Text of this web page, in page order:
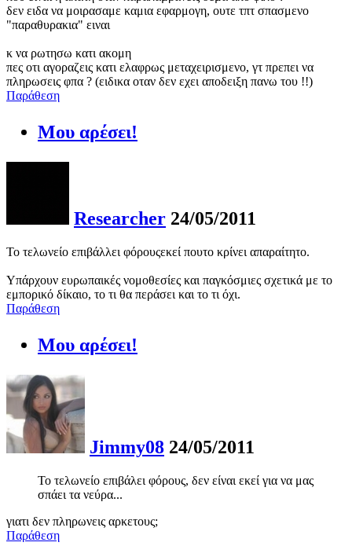
δεν ειδα να μοιρασαμε καμια εφαρμογη, ουτε τπτ σπασμενο
"παραθυρακια" ειναι
κ να ρωτησω κατι ακομη
πες οτι αγοραζεις κατι ελαφρως μεταχειρισμενο, γτ πρεπει να
πληρωσεις φπα ? (ειδικα οταν δεν εχει αποδειξη πανω του !!)
Παράθεση
Μου αρέσει!
Researcher 24/05/2011
Το τελωνείο επιβάλλει φόρουςεκεί πουτο κρίνει απαραίτητο.
Υπάρχουν ευρωπαικές νομοθεσίες και παγκόσμιες σχετικά με το
εμπορικό δίκαιο, το τι θα περάσει και το τι όχι.
Παράθεση
Μου αρέσει!
Jimmy08 24/05/2011
Το τελωνείο επιβάλει φόρους, δεν είναι εκεί για να μας
σπάει τα νεύρα...
γιατι δεν πληρωνεις αρκετους;
Παράθεση